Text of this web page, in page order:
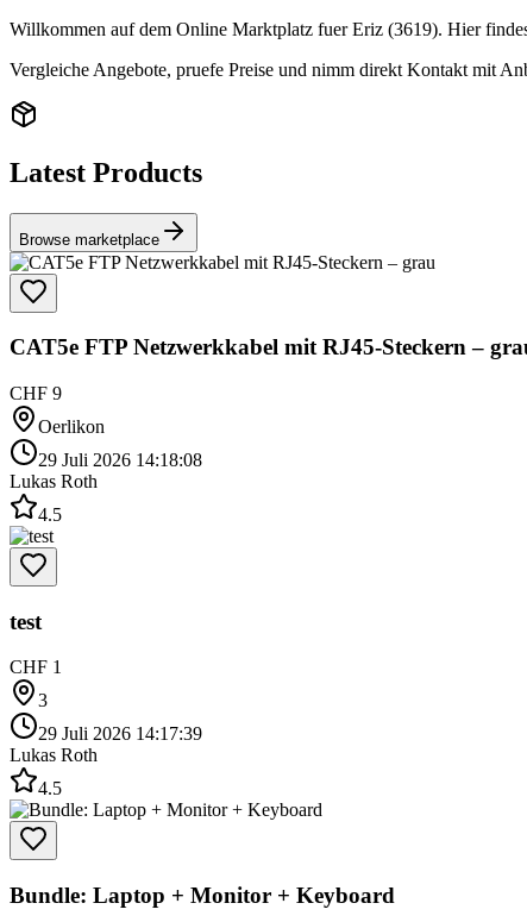
Willkommen auf dem Online Marktplatz fuer Eriz (3619). Hier
Vergleiche Angebote, pruefe Preise und nimm direkt Kontakt mit
Latest Products
Browse marketplace
CAT5e FTP Netzwerkkabel mit RJ45-Steckern –
CHF 9
Oerlikon
29 Juli 2026 14:18:08
Lukas Roth
4.5
test
CHF 1
3
29 Juli 2026 14:17:39
Lukas Roth
4.5
Bundle: Laptop + Monitor + Keyboard